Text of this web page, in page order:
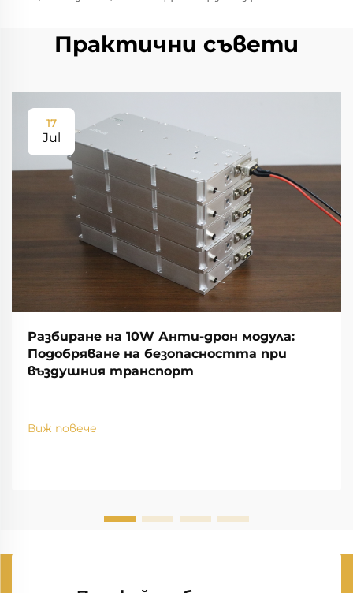
Практични съвети
17
Jul
Разбиране на 10W Анти-дрон модула:
Подобряване на безопасността при
въздушния транспорт
Виж повече